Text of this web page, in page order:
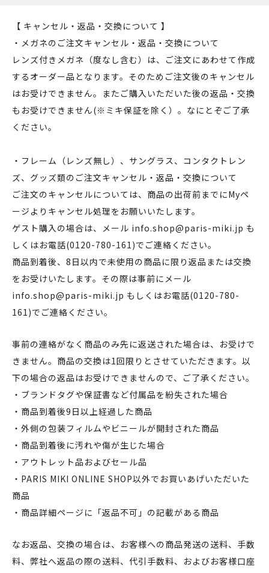
【 キャンセル・返品・交換について 】
・メガネのご注文キャンセル・返品・交換について
レンズ付きメガネ（度なし含む）は、ご注文にあわせて作成
するオーダー品となります。そのためご注文後のキャンセル
はお受けできません。またご購入いただいた後の返品・交換
もお受けできません(※ミキ保証を除く）。なにとぞご了承
ください。
・フレーム（レンズ無し）、サングラス、コンタクトレン
ズ、グッズ類のご注文キャンセル・返品・交換について
ご注文のキャンセルについては、商品の出荷前までにMyペ
ージよりキャンセル処理をお願いいたします。
ゲスト購入の場合は、メール info.shop@paris-miki.jp も
しくはお電話(0120-780-161)でご連絡ください。
商品到着後、8日以内で未使用の商品に限り返品または交換
をお受けいたします。その際は事前にメール
info.shop@paris-miki.jp もしくはお電話(0120-780-
161)でご連絡ください。
事前の連絡がなく商品のみ先に返送された場合は、お受けで
きません。商品の交換は1回限りとさせていただきます。以
下の場合の返品はお受けできませんので、ご了承ください。
・ブランドタグや保証書など付属品を紛失された場合
・商品到着後9日以上経過した商品
・外側の包装フィルムやビニールが開封された商品
・商品到着後に汚れや傷が生じた場合
・アウトレット品およびセール品
・PARIS MIKI ONLINE SHOP以外でお買いあげいただいた
商品
・商品詳細ページに「返品不可」の記載がある商品
なお返品、交換の場合は、お客様への商品発送の送料、手数
料、弊社へ返品の際の送料、代引手数料、およびお客様口座